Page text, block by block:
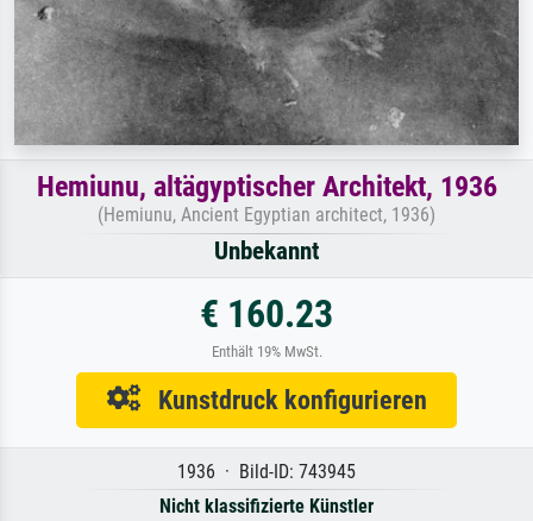
Hemiunu, altägyptischer Architekt, 1936
(Hemiunu, Ancient Egyptian architect, 1936)
Unbekannt
€ 160.23
Enthält 19% MwSt.
Kunstdruck konfigurieren
1936 · Bild-ID: 743945
Nicht klassifizierte Künstler